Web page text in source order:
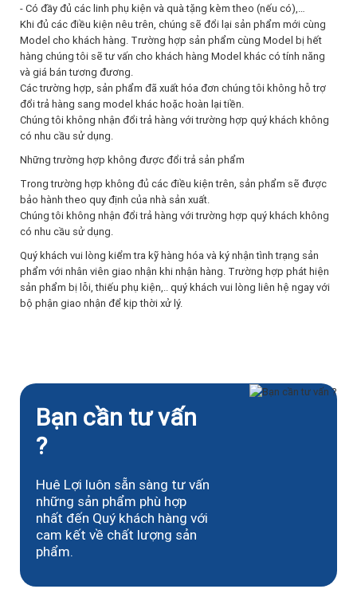
- Có đầy đủ các linh phụ kiện và quà tặng kèm theo (nếu có),…
Khi đủ các điều kiện nêu trên, chúng sẽ đổi lại sản phẩm mới cùng
Model cho khách hàng. Trường hợp sản phẩm cùng Model bị hết
hàng chúng tôi sẽ tư vấn cho khách hàng Model khác có tính năng
và giá bán tương đương.
Các trường hợp, sản phẩm đã xuất hóa đơn chúng tôi không hỗ trợ
đổi trả hàng sang model khác hoặc hoàn lại tiền.
Chúng tôi không nhận đổi trả hàng với trường hợp quý khách không
có nhu cầu sử dụng.
Những trường hợp không được đổi trả sản phẩm
Trong trường hợp không đủ các điều kiện trên, sản phẩm sẽ được
bảo hành theo quy định của nhà sản xuất.
Chúng tôi không nhận đổi trả hàng với trường hợp quý khách không
có nhu cầu sử dụng.
Quý khách vui lòng kiểm tra kỹ hàng hóa và ký nhận tình trạng sản
phẩm với nhân viên giao nhận khi nhận hàng. Trường hợp phát hiện
sản phẩm bị lỗi, thiếu phụ kiện,.. quý khách vui lòng liên hệ ngay với
bộ phận giao nhận để kịp thời xử lý.
Bạn cần tư vấn
?
Huê Lợi luôn sẵn sàng tư vấn
những sản phẩm phù hợp
nhất đến Quý khách hàng với
cam kết về chất lượng sản
phẩm.